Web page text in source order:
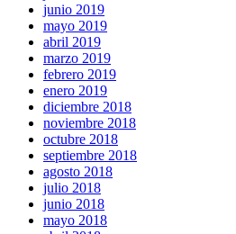
junio 2019
mayo 2019
abril 2019
marzo 2019
febrero 2019
enero 2019
diciembre 2018
noviembre 2018
octubre 2018
septiembre 2018
agosto 2018
julio 2018
junio 2018
mayo 2018